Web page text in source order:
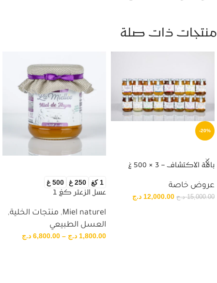
منتجات ذات صلة
-20%
باقة الاكتشاف – 3 × 500 غ
عروض خاصة
15,000.00 د.ج 12,000.00 د.ج
1 كغ 250 غ 500 غ
عسل الزعتر كغ 1
Miel naturel
, منتجات الخلية,
العسل الطبيعي
1,800.00 د.ج –
6,800.00 د.ج